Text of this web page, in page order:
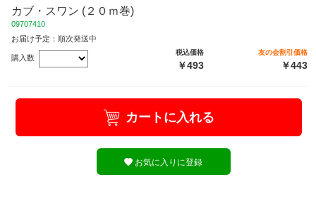
カブ・スワン (２０ｍ巻)
09707410
お届け予定：順次発送中
購入数
税込価格
￥493
友の会割引価格
￥443
カートに入れる
お気に入りに登録